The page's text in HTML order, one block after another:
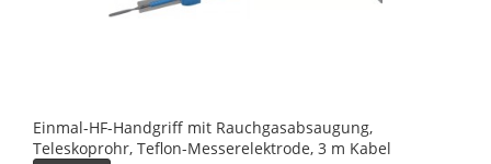
Einmal-HF-Handgriff mit Rauchgasabsaugung,
Teleskoprohr, Teflon-Messerelektrode, 3 m Kabel